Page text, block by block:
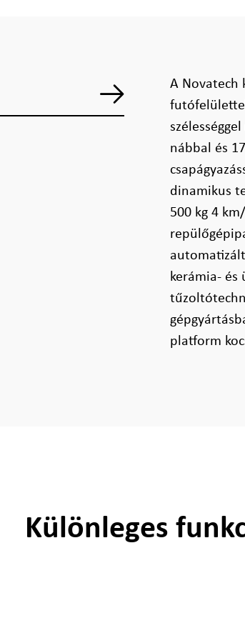
A Novatech
nábbal és
dinamikus
500 kg 4
kerámia- és
platform
Különleges